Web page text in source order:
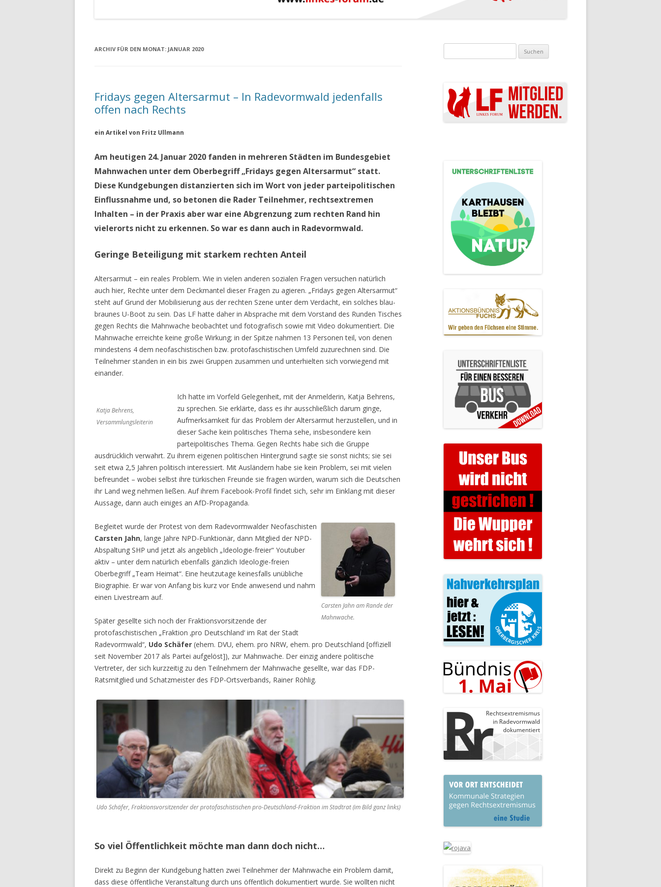
ARCHIV FÜR DEN MONAT: JANUAR 2020
Fridays gegen Altersarmut – In Radevormwald jedenfalls
offen nach Rechts
ein Artikel von Fritz Ullmann
Am heutigen 24. Januar 2020 fanden in mehreren Städten im Bundesgebiet
Mahnwachen unter dem Oberbegriff „Fridays gegen Altersarmut“ statt.
Diese Kundgebungen distanzierten sich im Wort von jeder parteipolitischen
Einflussnahme und, so betonen die Rader Teilnehmer, rechtsextremen
Inhalten – in der Praxis aber war eine Abgrenzung zum rechten Rand hin
vielerorts nicht zu erkennen. So war es dann auch in Radevormwald.
Geringe Beteiligung mit starkem rechten Anteil
Altersarmut – ein reales Problem. Wie in vielen anderen sozialen Fragen versuchen natürlich
auch hier, Rechte unter dem Deckmantel dieser Fragen zu agieren. „Fridays gegen Altersarmut“
steht auf Grund der Mobilisierung aus der rechten Szene unter dem Verdacht, ein solches blau-
braunes U-Boot zu sein. Das LF hatte daher in Absprache mit dem Vorstand des Runden Tisches
gegen Rechts die Mahnwache beobachtet und fotografisch sowie mit Video dokumentiert. Die
Mahnwache erreichte keine große Wirkung; in der Spitze nahmen 13 Personen teil, von denen
mindestens 4 dem neofaschistischen bzw. protofaschistischen Umfeld zuzurechnen sind. Die
Teilnehmer standen in ein bis zwei Gruppen zusammen und unterhielten sich vorwiegend mit
einander.
Katja Behrens,
Versammlungsleiterin
Ich hatte im Vorfeld Gelegenheit, mit der Anmelderin, Katja Behrens,
zu sprechen. Sie erklärte, dass es ihr ausschließlich darum ginge,
Aufmerksamkeit für das Problem der Altersarmut herzustellen, und in
dieser Sache kein politisches Thema sehe, insbesondere kein
parteipolitisches Thema. Gegen Rechts habe sich die Gruppe
ausdrücklich verwahrt. Zu ihrem eigenen politischen Hintergrund sagte sie sonst nichts; sie sei
seit etwa 2,5 Jahren politisch interessiert. Mit Ausländern habe sie kein Problem, sei mit vielen
befreundet – wobei selbst ihre türkischen Freunde sie fragen würden, warum sich die Deutschen
ihr Land weg nehmen ließen. Auf ihrem Facebook-Profil findet sich, sehr im Einklang mit dieser
Aussage, dann auch einiges an AfD-Propaganda.
Carsten Jahn am Rande der
Mahnwache.
Begleitet wurde der Protest von dem Radevormwalder Neofaschisten
Carsten Jahn, lange Jahre NPD-Funktionär, dann Mitglied der NPD-
Abspaltung SHP und jetzt als angeblich „Ideologie-freier“ Youtuber
aktiv – unter dem natürlich ebenfalls gänzlich Ideologie-freien
Oberbegriff „Team Heimat“. Eine heutzutage keinesfalls unübliche
Biographie. Er war von Anfang bis kurz vor Ende anwesend und nahm
einen Livestream auf.
Später gesellte sich noch der Fraktionsvorsitzende der
protofaschistischen „Fraktion ‚pro Deutschland‘ im Rat der Stadt
Radevormwald“, Udo Schäfer (ehem. DVU, ehem. pro NRW, ehem. pro Deutschland [offiziell
seit November 2017 als Partei aufgelöst]), zur Mahnwache. Der einzig andere politische
Vertreter, der sich kurzzeitig zu den Teilnehmern der Mahnwache gesellte, war das FDP-
Ratsmitglied und Schatzmeister des FDP-Ortsverbands, Rainer Röhlig.
Udo Schäfer, Fraktionsvorsitzender der protofaschistischen pro-Deutschland-Fraktion im Stadtrat (im Bild ganz links)
So viel Öffentlichkeit möchte man dann doch nicht…
Direkt zu Beginn der Kundgebung hatten zwei Teilnehmer der Mahnwache ein Problem damit,
dass diese öffentliche Veranstaltung durch uns öffentlich dokumentiert wurde. Sie wollten nicht